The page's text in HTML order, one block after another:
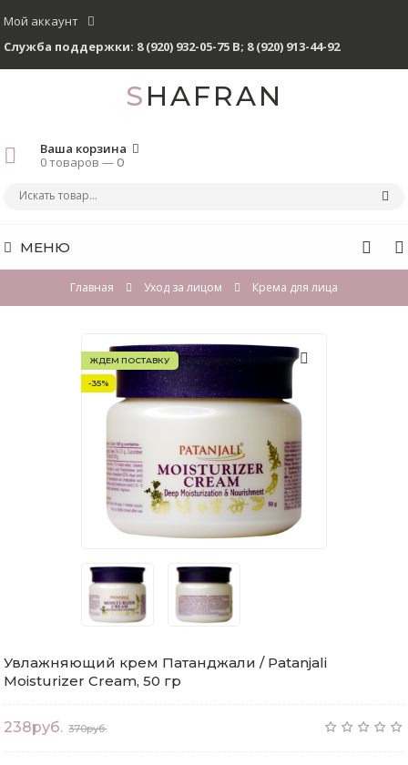
Мой аккаунт
Служба поддержки: 8 (920) 932-05-75 В; 8 (920) 913-44-92
SHAFRAN
Ваша корзина
0 товаров —0
МЕНЮ
Главная Уход за лицом Крема для лица
ЖДЕМ ПОСТАВКУ
-35%
Увлажняющий крем Патанджали / Patanjali
Moisturizer Cream, 50 гр
238руб. 370руб.